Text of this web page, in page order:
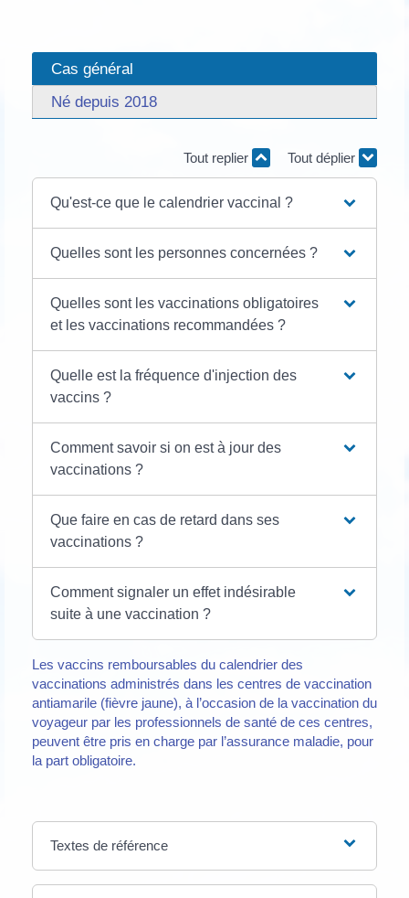
Cas général
Né depuis 2018
Tout replier Tout déplier
Qu'est-ce que le calendrier vaccinal ?
Quelles sont les personnes concernées ?
Quelles sont les vaccinations obligatoires
et les vaccinations recommandées ?
Quelle est la fréquence d'injection des
vaccins ?
Comment savoir si on est à jour des
vaccinations ?
Que faire en cas de retard dans ses
vaccinations ?
Comment signaler un effet indésirable
suite à une vaccination ?
Les vaccins remboursables du calendrier des
vaccinations administrés dans les centres de vaccination
antiamarile (fièvre jaune), à l’occasion de la vaccination du
voyageur par les professionnels de santé de ces centres,
peuvent être pris en charge par l’assurance maladie, pour
la part obligatoire.
Textes de référence